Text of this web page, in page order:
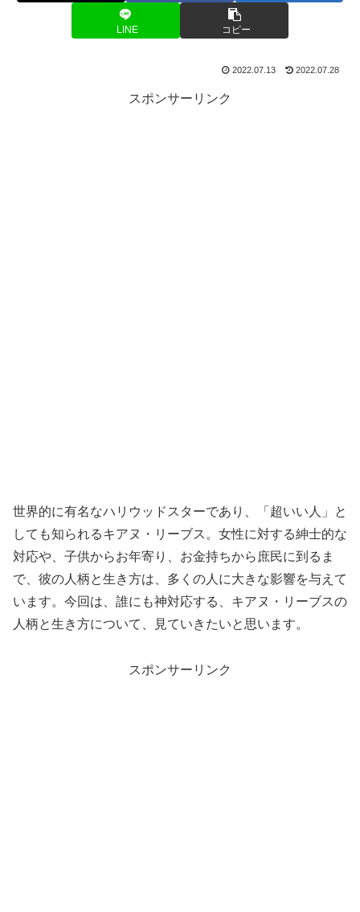
LINE コピー
2022.07.13 2022.07.28
スポンサーリンク
世界的に有名なハリウッドスターであり、「超いい人」と
しても知られるキアヌ・リーブス。女性に対する紳士的な
対応や、子供からお年寄り、お金持ちから庶民に到るま
で、彼の人柄と生き方は、多くの人に大きな影響を与えて
います。今回は、誰にも神対応する、キアヌ・リーブスの
人柄と生き方について、見ていきたいと思います。
スポンサーリンク